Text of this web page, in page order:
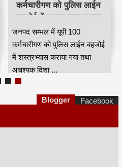
कर्मचारीगण को पुलिस लाईन
बहजोई में शस्त्रभ्यास कराया
गया
जनपद सम्भल में यूपी 100
कर्मचारीगण को पुलिस लाईन बहजोई
में शस्त्रभ्यास कराया गया तथा
आवश्यक दिशा ...
Blogger Facebook